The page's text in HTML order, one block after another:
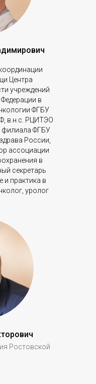
Центра
учреждений
в
ФГБУ
в.н.с. РЦИТЭО
филиала ФГБУ
России,
ассоциации
в
секретарь
и практика в
уролог
Ростовской